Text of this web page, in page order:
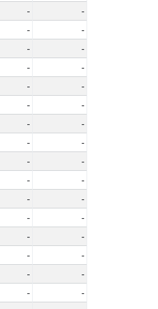
-
-
-
-
-
-
-
-
-
-
-
-
-
-
-
-
-
-
-
-
-
-
-
-
-
-
-
-
-
-
-
-